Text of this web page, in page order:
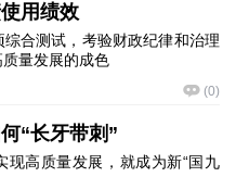
用绩效
合测试，考验财政纪律和治理
量发展的成色
(0)
“长牙带刺”
现高质量发展，就成为新“国九